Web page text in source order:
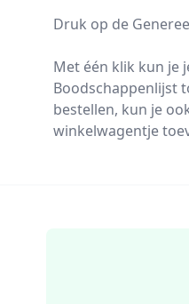
Druk op de
Met één klik kun je
Boodschappenlijst
bestellen, kun je
winkelwagentje